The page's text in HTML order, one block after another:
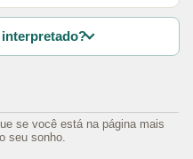
se você está na página mais
seu sonho.